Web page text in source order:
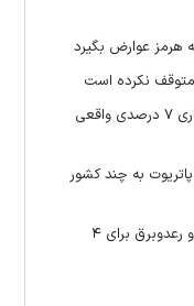
هرمز عوارض بگیرد
متوقف نکرده است
خروج یک میلیون کارگر از بازار کار/ نرخ بیکاری ۷ درصدی واقعی
بیش از ۵۲۵۰ موشک پاتریوت به چند کشور
هواشناسی ۱۴۰۵/۰۵/۱۷؛ هشدار رگبار باران و رعدوبرق برای ۴